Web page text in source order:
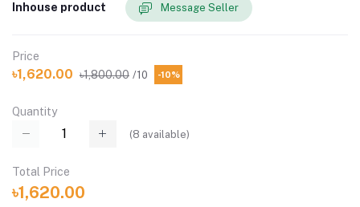
Inhouse product Message Seller
Price
৳1,620.00 ৳1,800.00 /10 -10%
Quantity
(8 available)
Total Price
৳1,620.00